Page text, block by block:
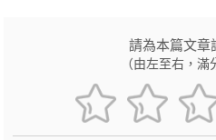
請為本篇文章
（由左至右，滿